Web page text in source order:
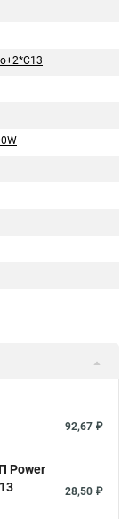
92,67 ₽
Power
28,50 ₽